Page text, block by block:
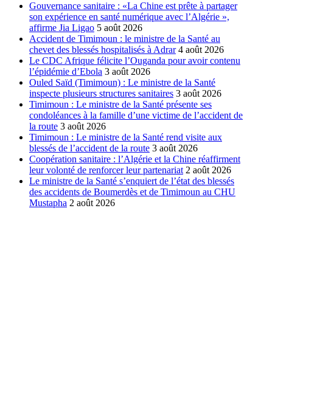
Gouvernance sanitaire : «La Chine est prête à partager
son expérience en santé numérique avec l’Algérie »,
affirme Jia Ligao 5 août 2026
Accident de Timimoun : le ministre de la Santé au
chevet des blessés hospitalisés à Adrar 4 août 2026
Le CDC Afrique félicite l’Ouganda pour avoir contenu
l’épidémie d’Ebola 3 août 2026
Ouled Saïd (Timimoun) : Le ministre de la Santé
inspecte plusieurs structures sanitaires 3 août 2026
Timimoun : Le ministre de la Santé présente ses
condoléances à la famille d’une victime de l’accident de
la route 3 août 2026
Timimoun : Le ministre de la Santé rend visite aux
blessés de l’accident de la route 3 août 2026
Coopération sanitaire : l’Algérie et la Chine réaffirment
leur volonté de renforcer leur partenariat 2 août 2026
Le ministre de la Santé s’enquiert de l’état des blessés
des accidents de Boumerdès et de Timimoun au CHU
Mustapha 2 août 2026